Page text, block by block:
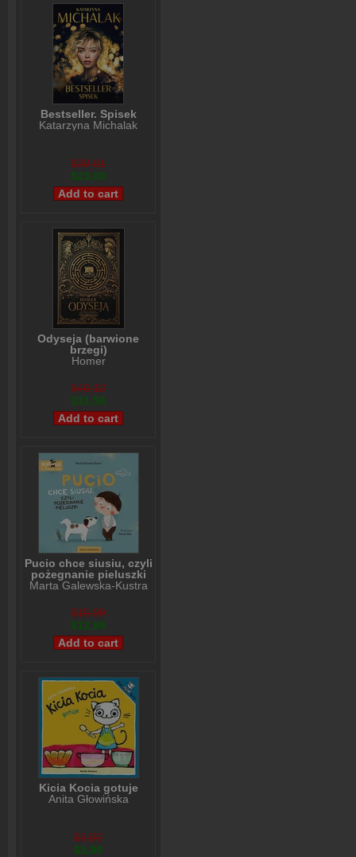
Bestseller. Spisek
Katarzyna Michalak
$30,01
$23,00
Odyseja (barwione
brzegi)
Homer
$40,12
$31,58
Pucio chce siusiu, czyli
pożegnanie pieluszki
Marta Galewska-Kustra
$15,99
$12,99
Kicia Kocia gotuje
Anita Głowińska
$8,00
$5,99